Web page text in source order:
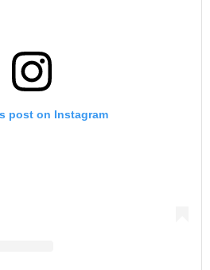
post on Instagram